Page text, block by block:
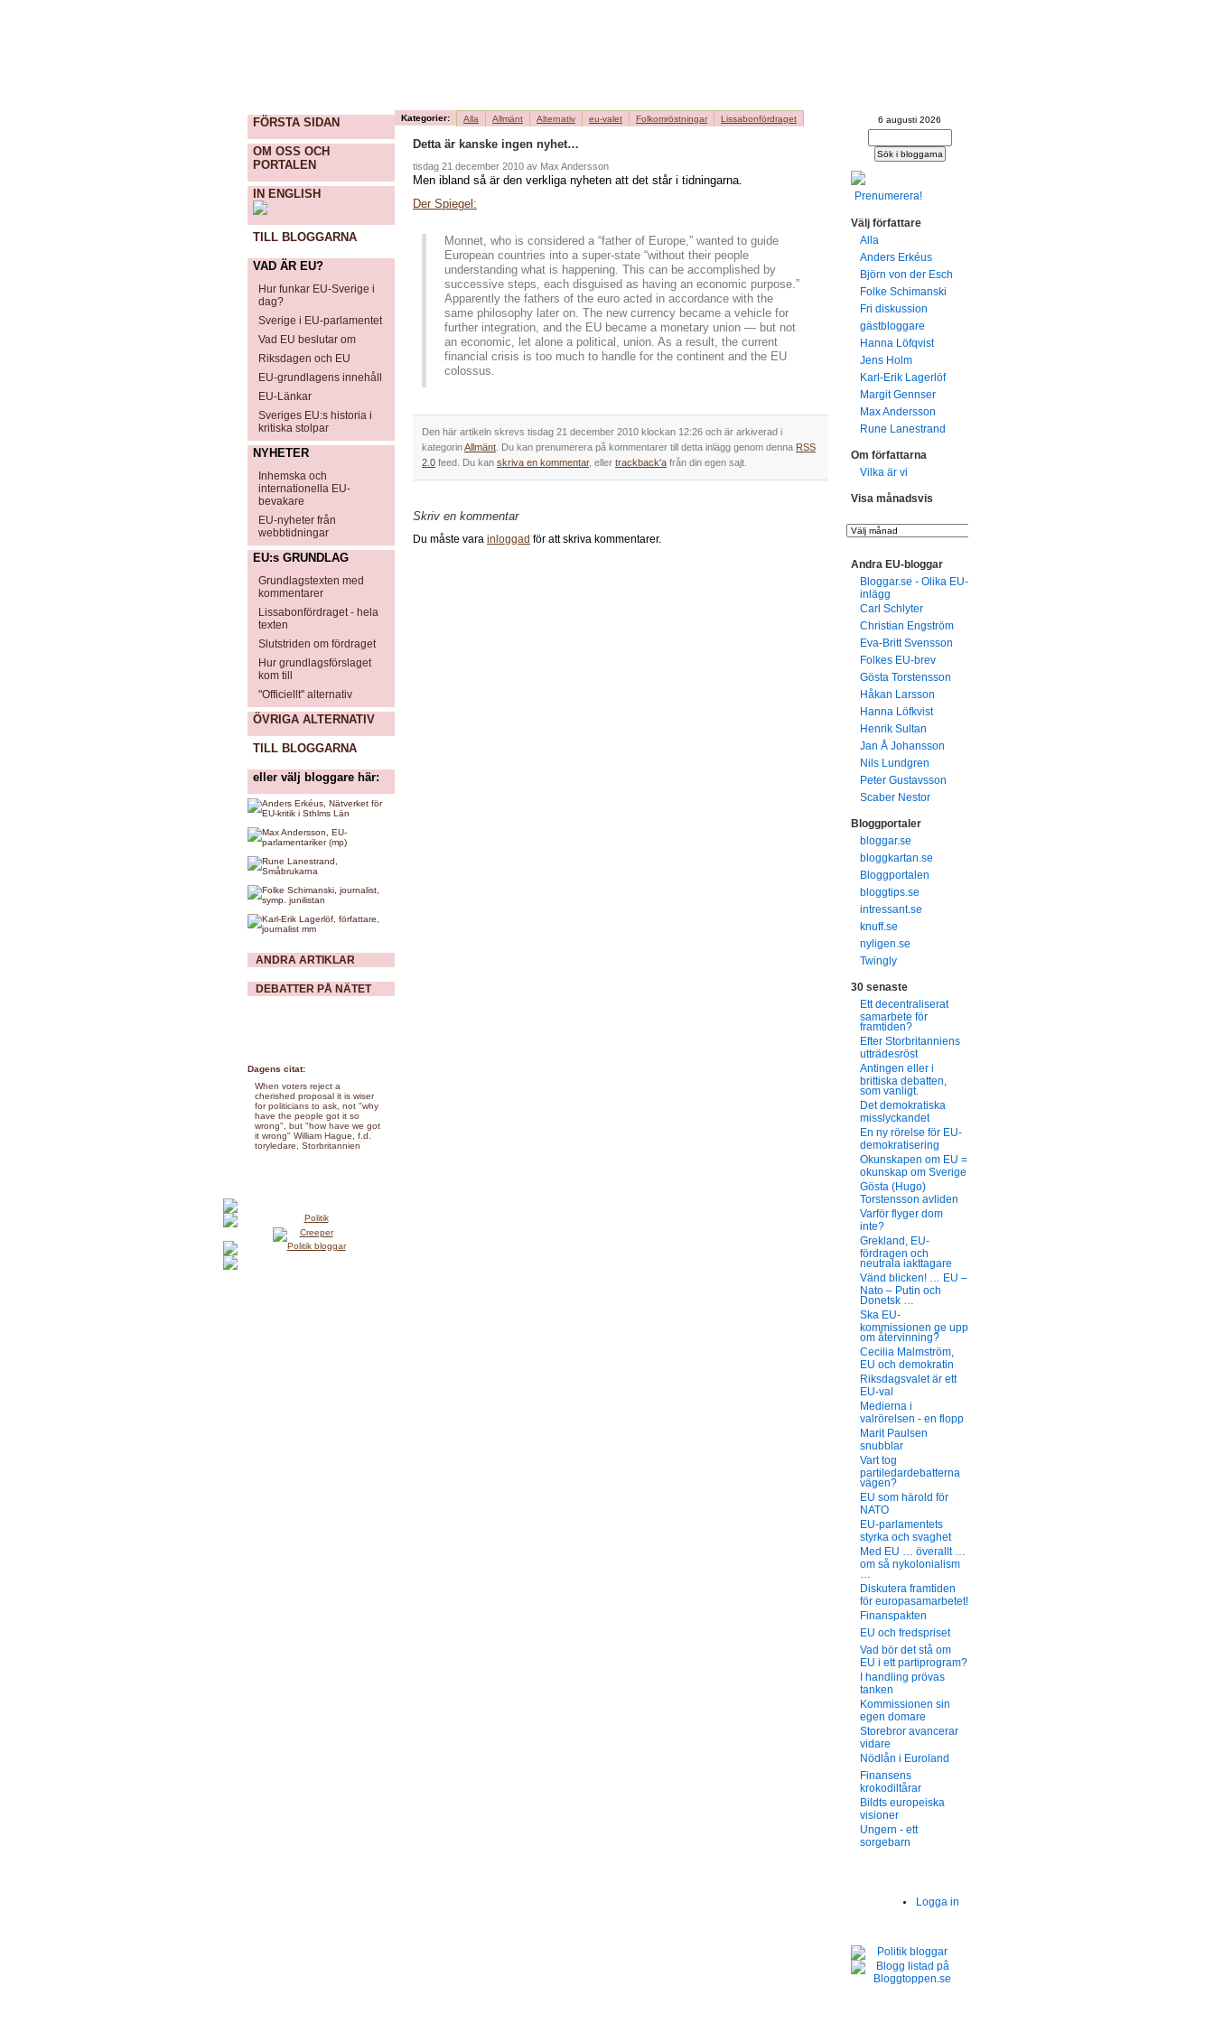
FÖRSTA SIDAN
OM OSS OCH
PORTALEN
IN ENGLISH
TILL BLOGGARNA
VAD ÄR EU?
Hur funkar EU-Sverige i
dag?
Sverige i EU-parlamentet
Vad EU beslutar om
Riksdagen och EU
EU-grundlagens innehåll
EU-Länkar
Sveriges EU:s historia i
kritiska stolpar
NYHETER
Inhemska och
internationella EU-
bevakare
EU-nyheter från
webbtidningar
EU:s GRUNDLAG
Grundlagstexten med
kommentarer
Lissabonfördraget - hela
texten
Slutstriden om fördraget
Hur grundlagsförslaget
kom till
"Officiellt" alternativ
ÖVRIGA ALTERNATIV
TILL BLOGGARNA
eller välj bloggare här:
ANDRA ARTIKLAR
DEBATTER PÅ NÄTET
Dagens citat:
When voters reject a
cherished proposal it is wiser
for politicians to ask, not "why
have the people got it so
wrong", but "how have we got
it wrong" William Hague, f.d.
toryledare, Storbritannien
Kategorier: Alla Allmänt Alternativ eu-valet Folkomröstningar Lissabonfördraget
Detta är kanske ingen nyhet…
tisdag 21 december 2010 av Max Andersson
Men ibland så är den verkliga nyheten att det står i tidningarna.
Der Spiegel:
Monnet, who is considered a “father of Europe,” wanted to guide
European countries into a super-state “without their people
understanding what is happening.
This can be accomplished by
successive steps, each disguised as having an economic purpose.”
Apparently the fathers of the euro acted in accordance with the
same philosophy later on. The new currency became a vehicle for
further integration, and the EU became a monetary union — but not
an economic, let alone a political, union. As a result, the current
financial crisis is too much to handle for the continent and the EU
colossus.
Den här artikeln skrevs tisdag 21 december 2010 klockan 12:26 och är arkiverad i
kategorinAllmänt . Du kan prenumerera på kommentarer till detta inlägg genom denna RSS
2.0 feed. Du kan skriva en kommentar, eller trackback'a från din egen sajt.
Skriv en kommentar
Du måste vara inloggad för att skriva kommentarer.
6 augusti 2026
Prenumerera!
Välj författare
Alla
Anders Erkéus
Björn von der Esch
Folke Schimanski
Fri diskussion
gästbloggare
Hanna Löfqvist
Jens Holm
Karl-Erik Lagerlöf
Margit Gennser
Max Andersson
Rune Lanestrand
Om författarna
Vilka är vi
Visa månadsvis
Andra EU-bloggar
Bloggar.se - Olika EU-
inlägg
Carl Schlyter
Christian Engström
Eva-Britt Svensson
Folkes EU-brev
Gösta Torstensson
Håkan Larsson
Hanna Löfkvist
Henrik Sultan
Jan Å Johansson
Nils Lundgren
Peter Gustavsson
Scaber Nestor
Bloggportaler
bloggar.se
bloggkartan.se
Bloggportalen
bloggtips.se
intressant.se
knuff.se
nyligen.se
Twingly
30 senaste
Ett decentraliserat
samarbete för
framtiden?
Efter Storbritanniens
utträdesröst
Antingen eller i
brittiska debatten,
som vanligt.
Det demokratiska
misslyckandet
En ny rörelse för EU-
demokratisering
Okunskapen om EU =
okunskap om Sverige
Gösta (Hugo)
Torstensson avliden
Varför flyger dom
inte?
Grekland, EU-
fördragen och
neutrala iakttagare
Vänd blicken! … EU –
Nato – Putin och
Donetsk …
Ska EU-
kommissionen ge upp
om återvinning?
Cecilia Malmström,
EU och demokratin
Riksdagsvalet är ett
EU-val
Medierna i
valrörelsen - en flopp
Marit Paulsen
snubblar
Vart tog
partiledardebatterna
vägen?
EU som härold för
NATO
EU-parlamentets
styrka och svaghet
Med EU … överallt …
om så nykolonialism
Diskutera framtiden
för europasamarbetet!
Finanspakten
EU och fredspriset
Vad bör det stå om
EU i ett partiprogram?
I handling prövas
tanken
Kommissionen sin
egen domare
Storebror avancerar
vidare
Nödlån i Euroland
Finansens
krokodiltårar
Bildts europeiska
visioner
Ungern - ett
sorgebarn
Logga in